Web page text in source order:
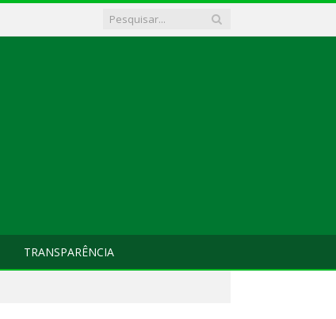
TRANSPARÊNCIA